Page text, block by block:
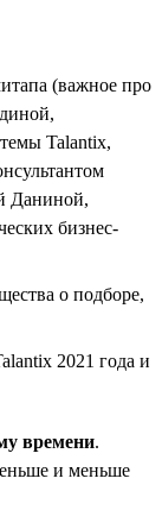
(важное про
Talantix,
Даниной,
бизнес-
о подборе,
2021 года и
времени.
и меньше